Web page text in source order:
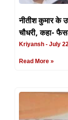
नीतीश कुमार के
चौधरी, कहा-
Kriyansh July
Read More »